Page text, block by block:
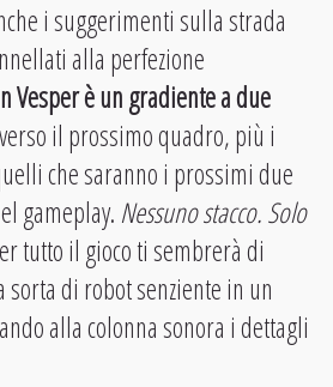
i suggerimenti sulla strada
alla perfezione
Vesper è un gradiente a due
il prossimo quadro, più i
che saranno i prossimi due
gameplay. Nessuno stacco.Solo
tutto il gioco ti sembrerà di
sorta di robot senziente in un
alla colonna sonora i dettagli